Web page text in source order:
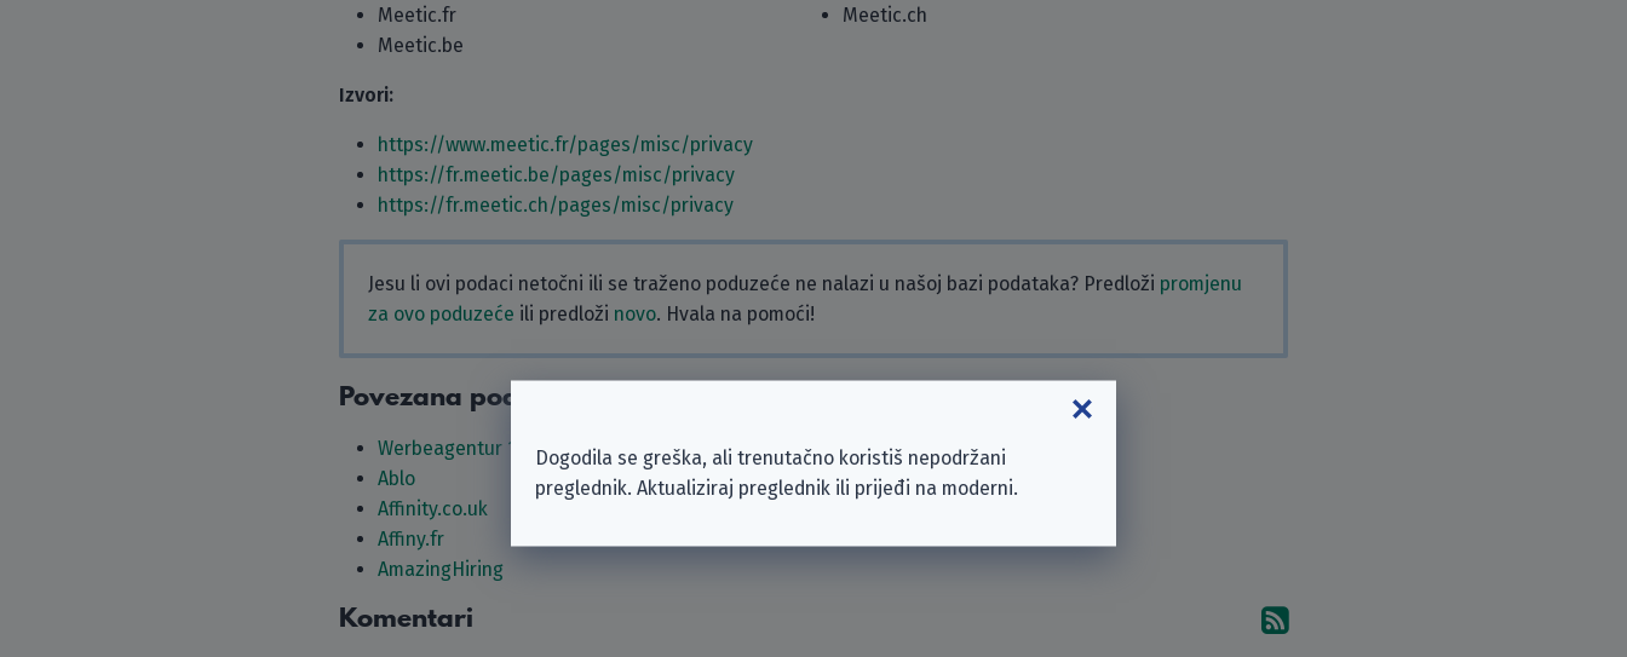
Meetic.fr
Meetic.be
Meetic.ch
Izvori:
https://www.meetic.fr/pages/misc/privacy
https://fr.meetic.be/pages/misc/privacy
https://fr.meetic.ch/pages/misc/privacy
Jesu li ovi podaci netočni ili se traženo poduzeće ne nalazi u našoj bazi podataka? Predloži promjenu
za ovo poduzeće ili predloži novo. Hvala na pomoći!
Povezana poduzeća
Werbeagentur 1Plus Agency GmbH
Ablo
Affinity.co.uk
Affiny.fr
AmazingHiring
Komentari Pretplati se na komentare
Dogodila se greška, ali trenutačno koristiš nepodržani
preglednik. Aktualiziraj preglednik ili prijeđi na moderni.